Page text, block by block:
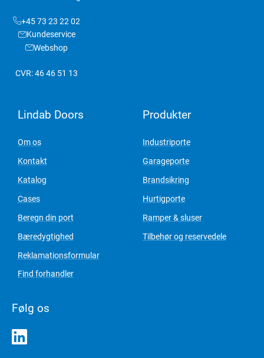
+45 73 23 22 02
Kundeservice
Webshop
CVR: 46 46 51 13
Lindab Doors
Om os
Kontakt
Katalog
Cases
Beregn din port
Bæredygtighed
Reklamationsformular
Find forhandler
Produkter
Industriporte
Garageporte
Brandsikring
Hurtigporte
Ramper & sluser
Tilbehør og reservedele
Følg os